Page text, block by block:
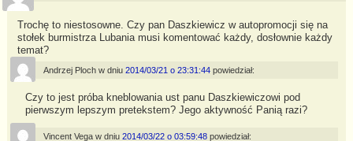
Trochę to niestosowne. Czy pan Daszkiewicz w autopromocji się na
stołek burmistrza Lubania musi komentować każdy, dosłownie każdy
temat?
Andrzej Plochw dniu 2014/03/21 o 23:31:44 powiedział:
Czy to jest próba kneblowania ust panu Daszkiewiczowi pod
pierwszym lepszym pretekstem? Jego aktywność Panią razi?
Vincent Vegaw dniu 2014/03/22 o 03:59:48 powiedział: